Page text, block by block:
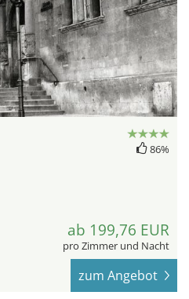
86%
ab 199,76 EUR
pro Zimmer und Nacht
zum Angebot